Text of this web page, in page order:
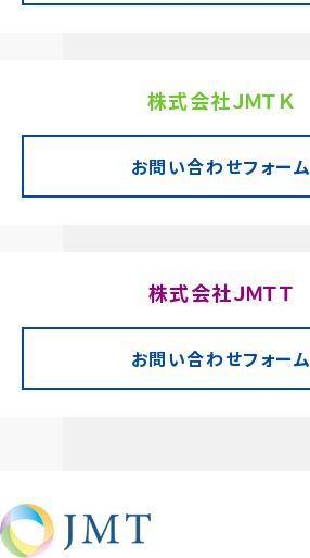
株式会社ＪＭＴＫ
お問い合わせフォーム
株式会社ＪＭＴＴ
お問い合わせフォーム